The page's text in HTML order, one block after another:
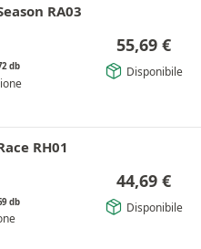
RA03
db
55,69 €
Disponibile
RH01
db
44,69 €
Disponibile